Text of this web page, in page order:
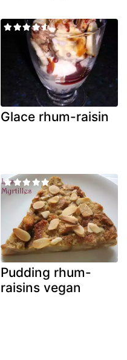
Glace rhum-raisin
Pudding rhum-
raisins vegan